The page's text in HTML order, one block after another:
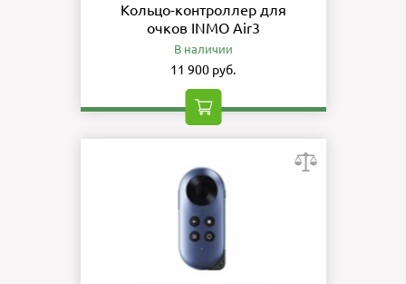
Кольцо-контроллер для
очков INMO Air3
В наличии
11 900 руб.